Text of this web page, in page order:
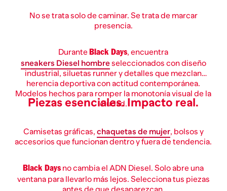
No se trata solo de caminar. Se trata de marcar
presencia.
Durante Black Days
sneakers Diesel hombreseleccionados con diseño
industrial, siluetas runner y detalles que mezclan
herencia deportiva con actitud contemporánea.
Modelos hechos para romper la monotonía visual de la
ciudad.
Piezas esenciales. Impacto real.
Camisetas gráficas, chaquetas de mujer, bolsos y
accesorios que funcionan dentro y fuera de tendencia.
Black Days no cambia el ADN Diesel. Solo abre una
ventana para llevarlo más lejos. Selecciona tus piezas